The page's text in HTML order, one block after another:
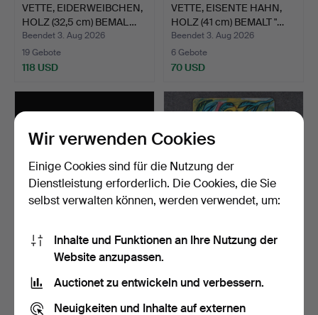
VETTE, EIDERWEIBCHEN,
HOLZ (32,5 cm) BEMAL…
Beendet 3. Aug 2026
19 Gebote
118 USD
VETTE, EISENTE HAHN,
HOLZ (41 cm) BEMALT "…
Beendet 3. Aug 2026
6 Gebote
70 USD
HISTORISCHE
LANDSCHAFTSKARTE
(NACH) ÜBER D…
2 Gebote
27 USD
ULRICA HYDMAN-
22 USD
Wir verwenden Cookies
Einige Cookies sind für die Nutzung der
Dienstleistung erforderlich. Die Cookies, die Sie
selbst verwalten können, werden verwendet, um:
Inhalte und Funktionen an Ihre Nutzung der
Website anzupassen.
Auctionet zu entwickeln und verbessern.
Neuigkeiten und Inhalte auf externen